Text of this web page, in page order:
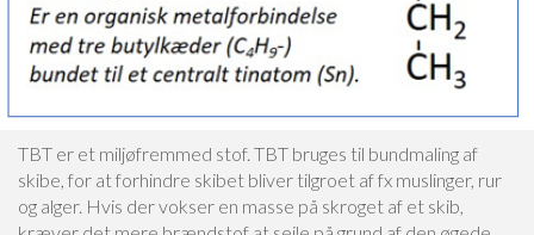
TBT er et miljøfremmed stof. TBT bruges til bundmaling af
skibe, for at forhindre skibet bliver tilgroet af fx muslinger, rur
og alger. Hvis der vokser en masse på skroget af et skib,